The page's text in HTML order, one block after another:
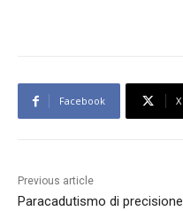
Facebook X
Previous article
Paracadutismo di precisione